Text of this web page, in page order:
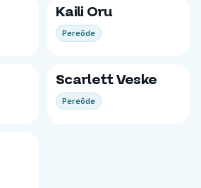
Kaili Oru
Pereõde
Scarlett Veske
Pereõde